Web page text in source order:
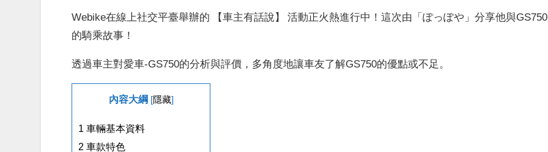
Webike在線上社交平臺舉辦的 【車主有話說】 活動正火熱進行中！這次由「ぽっぽや」分享他與GS750
的騎乘故事！
透過車主對愛車-GS750的分析與評價，多角度地讓車友了解GS750的優點或不足。
內容大綱 隱藏]
1 車輛基本資料
2 車款特色